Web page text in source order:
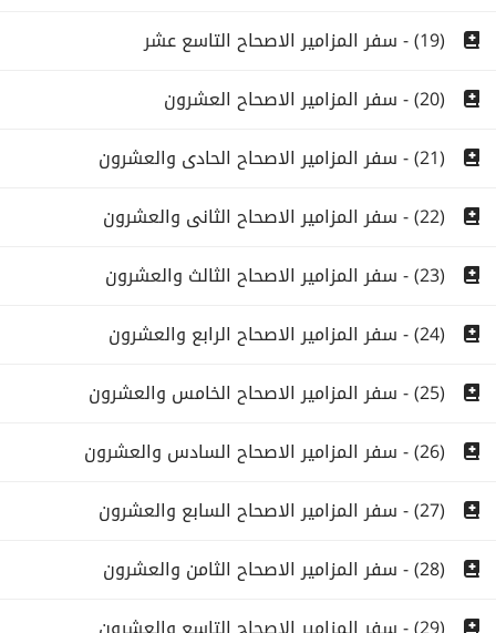
(19) - سفر المزامير الاصحاح التاسع عشر
(20) - سفر المزامير الاصحاح العشرون
(21) - سفر المزامير الاصحاح الحادى والعشرون
(22) - سفر المزامير الاصحاح الثانى والعشرون
(23) - سفر المزامير الاصحاح الثالث والعشرون
(24) - سفر المزامير الاصحاح الرابع والعشرون
(25) - سفر المزامير الاصحاح الخامس والعشرون
(26) - سفر المزامير الاصحاح السادس والعشرون
(27) - سفر المزامير الاصحاح السابع والعشرون
(28) - سفر المزامير الاصحاح الثامن والعشرون